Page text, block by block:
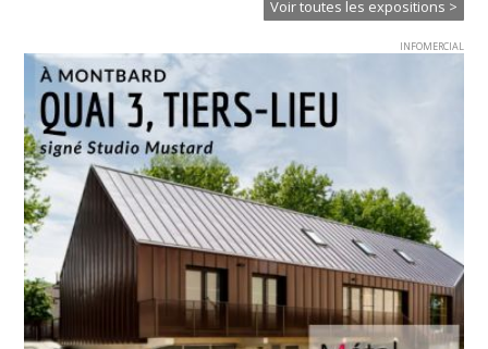
Voir toutes les expositions >
INFOMERCIAL